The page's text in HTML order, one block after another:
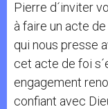
Pierre d´inviter
à faire un acte
qui nous presse
cet acte de foi
engagement
confiant avec